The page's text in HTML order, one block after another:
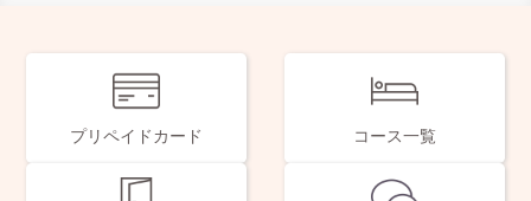
プリペイドカード コース一覧